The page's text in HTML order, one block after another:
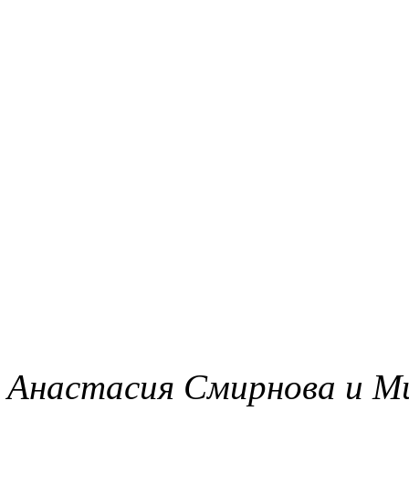
Анастасия Смирнова и